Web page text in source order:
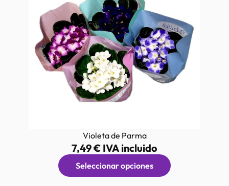
Violeta de Parma
7,49€ IVA incluido
Seleccionar opciones